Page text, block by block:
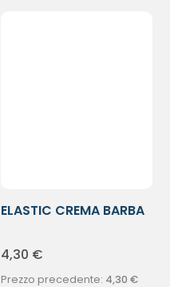
ELASTIC CREMA BARBA
4,30 €
Prezzo precedente: 4,30 €